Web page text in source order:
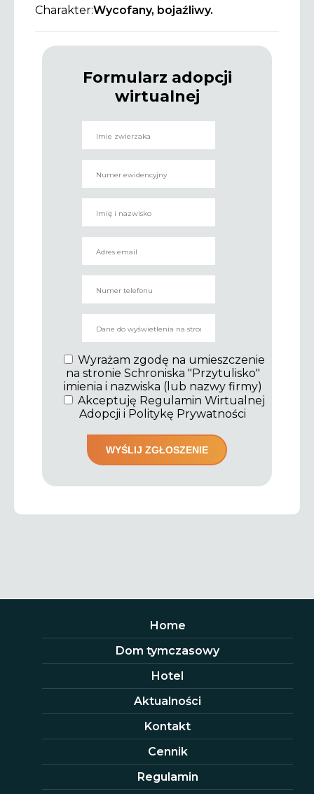
Charakter:Wycofany, bojaźliwy.
Formularz adopcji
wirtualnej
Wyrażam zgodę na umieszczenie
na stronie Schroniska "Przytulisko"
imienia i nazwiska (lub nazwy firmy)
Akceptuję Regulamin Wirtualnej
Adopcji i Politykę Prywatności
Home
Dom tymczasowy
Hotel
Aktualności
Kontakt
Cennik
Regulamin